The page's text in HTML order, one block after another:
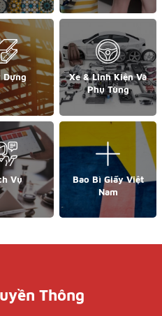
Dựng
Xe & Linh Kiện Và
Phụ Tùng
Vụ
Bao Bì Giấy Việt
Nam
Thông